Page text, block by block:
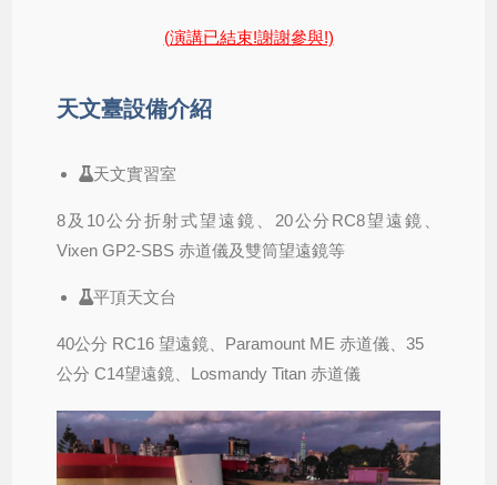
(演講已結束!謝謝參與!)
天文臺設備介紹
天文實習室
8及10公分折射式望遠鏡、20公分RC8望遠鏡、
Vixen GP2-SBS 赤道儀及雙筒望遠鏡等
平頂天文台
40公分 RC16 望遠鏡、Paramount ME 赤道儀、35
公分 C14望遠鏡、Losmandy Titan 赤道儀